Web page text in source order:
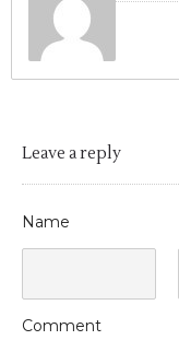
Leave a reply
Name
Comment